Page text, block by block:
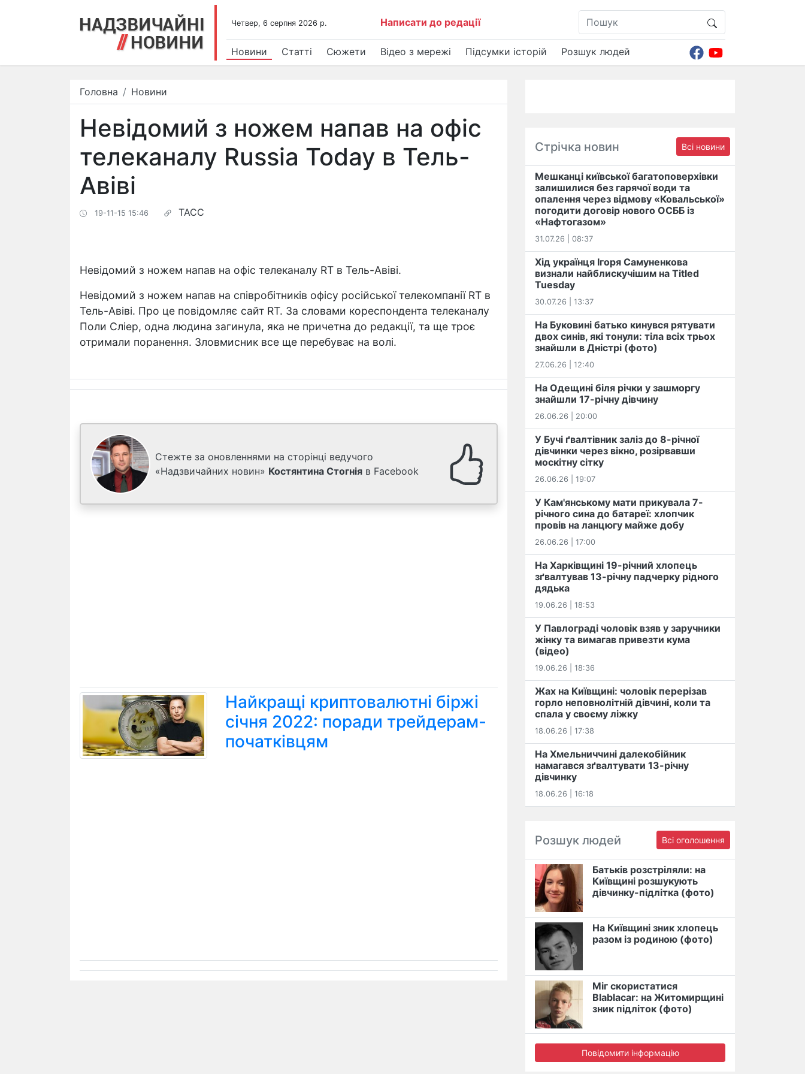
Четвер, 6 серпня 2026 р. Написати до редації
Новини Статті Сюжети Відео з мережі Підсумки історій Розшук людей
Головна Новини
Невідомий з ножем напав на офіс
телеканалу Russia Today в Тель-
Авіві
19-11-15 15:46 ТАСС
Невідомий з ножем напав на офіс телеканалу RT в Тель-Авіві.
Невідомий з ножем напав на співробітників офісу російської телекомпанії RT в
Тель-Авіві. Про це повідомляє сайт RT. За словами кореспондента телеканалу
Поли Сліер, одна людина загинула, яка не причетна до редакції, та ще троє
отримали поранення. Зловмисник все ще перебуває на волі.
Стежте за оновленнями на сторінці ведучого
«Надзвичайних новин» Костянтина Стогнія в Facebook
Найкращі криптовалютні біржі
січня 2022: поради трейдерам-
початківцям
Стрічка новин Всі новини
Мешканці київської багатоповерхівки
залишилися без гарячої води та
опалення через відмову «Ковальської»
погодити договір нового ОСББ із
«Нафтогазом»
31.07.26 | 08:37
Хід українця Ігоря Самуненкова
визнали найблискучішим на Titled
Tuesday
30.07.26 | 13:37
На Буковині батько кинувся рятувати
двох синів, які тонули: тіла всіх трьох
знайшли в Дністрі (фото)
27.06.26 | 12:40
На Одещині біля річки у зашморгу
знайшли 17-річну дівчину
26.06.26 | 20:00
У Бучі ґвалтівник заліз до 8-річної
дівчинки через вікно, розірвавши
москітну сітку
26.06.26 | 19:07
У Кам'янському мати прикувала 7-
річного сина до батареї: хлопчик
провів на ланцюгу майже добу
26.06.26 | 17:00
На Харківщині 19-річний хлопець​
️зґвалтував 13-річну падчерку рідного
дядька
19.06.26 | 18:53
У Павлограді чоловік взяв у заручники
жінку та вимагав привезти кума
(відео)
19.06.26 | 18:36
Жах на Київщині: чоловік перерізав
горло неповнолітній дівчині, коли та
спала у своєму ліжку
18.06.26 | 17:38
На Хмельниччині далекобійник
намагався зґвалтувати 13-річну
дівчинку
18.06.26 | 16:18
Розшук людей Всі оголошення
Батьків розстріляли: на
Київщині розшукують
дівчинку-підлітка (фото)
На Київщині зник хлопець
разом із родиною (фото)
Міг скористатися
Blablacar: на Житомирщині
зник підліток (фото)
Повідомити інформацію